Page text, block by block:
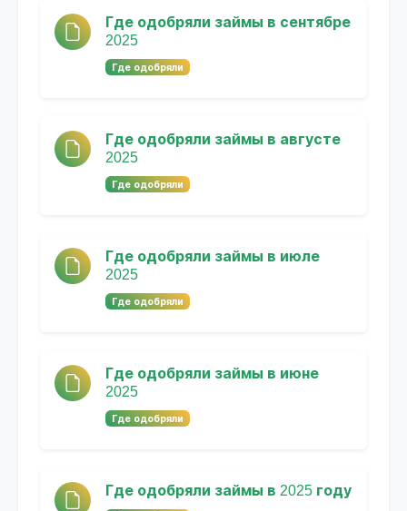
Где одобряли займы в сентябре
2025
Где одобряли
Где одобряли займы в августе
2025
Где одобряли
Где одобряли займы в июле
2025
Где одобряли
Где одобряли займы в июне
2025
Где одобряли
Где одобряли займы в 2025 году